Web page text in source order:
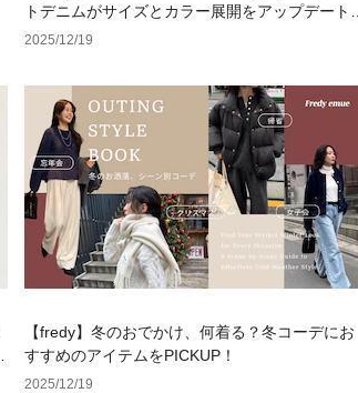
トデニムがサイズとカラー展開をアップデートし
て再登場～
2025/12/19
【fredy】冬のおでかけ、何着る？冬コーデにお
すすめのアイテムをPICKUP！
2025/12/19